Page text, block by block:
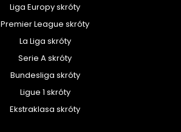
Liga Europy skróty
Premier League skróty
La Liga skróty
Serie A skróty
Bundesliga skróty
Ligue 1 skróty
Ekstraklasa skróty